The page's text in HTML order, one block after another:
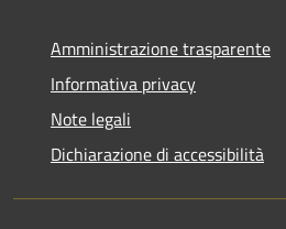
Amministrazione trasparente
Informativa privacy
Note legali
Dichiarazione di accessibilità